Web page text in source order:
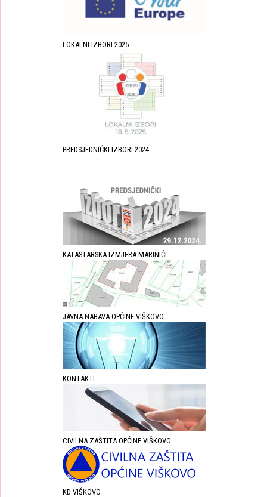
LOKALNI IZBORI 2025.
PREDSJEDNIČKI IZBORI 2024.
KATASTARSKA IZMJERA MARINIĆI
JAVNA NABAVA OPĆINE VIŠKOVO
KONTAKTI
CIVILNA ZAŠTITA OPĆINE VIŠKOVO
KD VIŠKOVO